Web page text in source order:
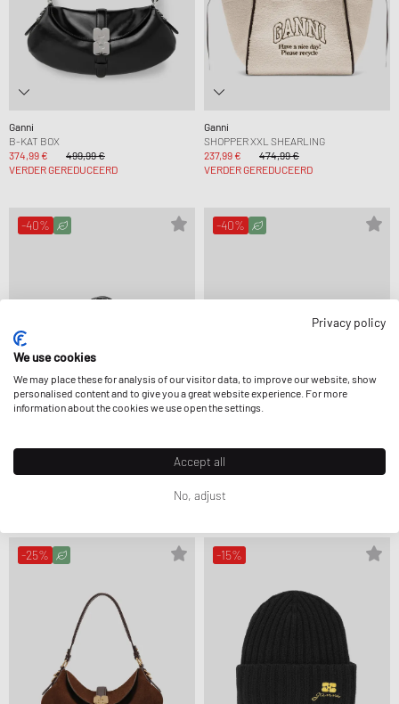
Ganni
B-KAT BOX
374,99 €
499,99 €
VERDER GEREDUCEERD
Ganni
SHOPPER XXL SHEARLING
237,99 €
474,99 €
VERDER GEREDUCEERD
-40%
RE-TECH QUILTED TOTE
-40%
Ganni
LULU WALLET ON CHAIN VELVET MOIRE
VERDER GEREDUCEERD
-25% -15%
Privacy policy
We use cookies
We may place these for analysis of our visitor data, to improve our website, show
personalised content and to give you a great website experience. For more
information about the cookies we use open the settings.
Accept all
No, adjust